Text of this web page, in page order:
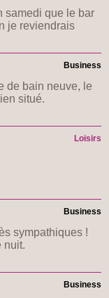
samedi que le bar
je reviendrais
Business
de bain neuve, le
situé.
Loisirs
Business
sympathiques !
nuit.
Business